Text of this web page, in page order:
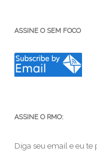
ASSINE O SEM FOCO
ASSINE O RMO:
Diga seu email e eu te